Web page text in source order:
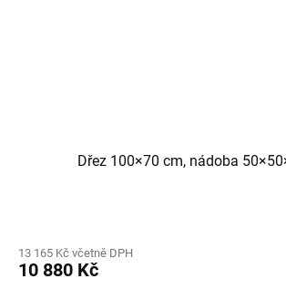
Dřez 100×70 cm, nádoba
13 165 Kč včetně DPH
10 880 Kč